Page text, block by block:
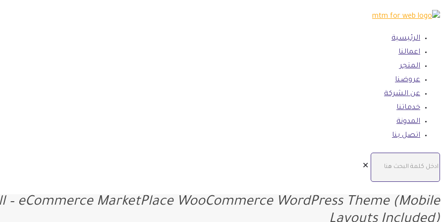
الرئيسية
اعمالنا
المتجر
عروضنا
عن الشركة
خدماتنا
المدونة
اتصل بنا
✕
– eCommerce MarketPlace WooCommerce WordPress Theme (Mobile